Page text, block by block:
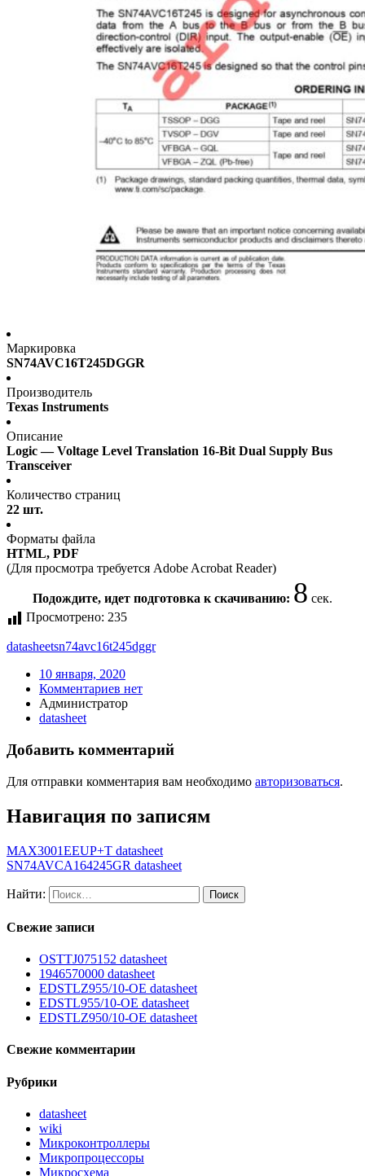
Маркировка
SN74AVC16T245DGGR
Производитель
Texas Instruments
Описание
Logic — Voltage Level Translation 16-Bit Dual Supply Bus
Transceiver
Количество страниц
22 шт.
Форматы файла
HTML, PDF
(Для просмотра требуется Adobe Acrobat Reader)
Подождите, идет подготовка к скачиванию: 8 сек.
Просмотрено: 235
datasheetsn74avc16t245dggr
10 января, 2020
Комментариев нет
Администратор
datasheet
Добавить комментарий
Для отправки комментария вам необходимо авторизоваться.
Навигация по записям
MAX3001EEUP+T datasheet
SN74AVCA164245GR datasheet
Найти:
Свежие записи
OSTTJ075152 datasheet
1946570000 datasheet
EDSTLZ955/10-OE datasheet
EDSTL955/10-OE datasheet
EDSTLZ950/10-OE datasheet
Свежие комментарии
Рубрики
datasheet
wiki
Микроконтроллеры
Микропроцессоры
Микросхема